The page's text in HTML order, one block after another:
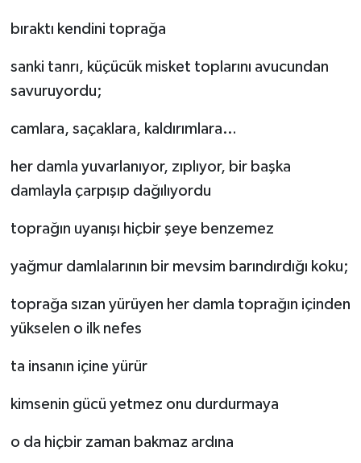
bıraktı kendini toprağa
sanki tanrı, küçücük misket toplarını avucundan
savuruyordu;
camlara, saçaklara, kaldırımlara…
her damla yuvarlanıyor, zıplıyor, bir başka
damlayla çarpışıp dağılıyordu
toprağın uyanışı hiçbir şeye benzemez
yağmur damlalarının bir mevsim barındırdığı koku;
toprağa sızan yürüyen her damla toprağın içinden
yükselen o ilk nefes
ta insanın içine yürür
kimsenin gücü yetmez onu durdurmaya
o da hiçbir zaman bakmaz ardına